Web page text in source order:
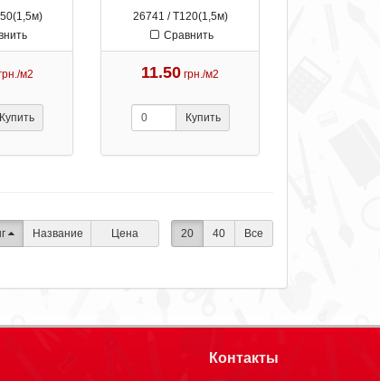
м2
Купить
26741 / Т120(1,5м)
Сравнить
11.50 грн./м2
Купить
Название Цена 20 40 Все
Контакты